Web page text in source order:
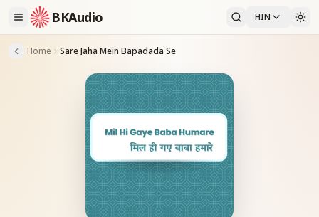
BKAudio HIN
Home Sare Jaha Mein Bapadada Se